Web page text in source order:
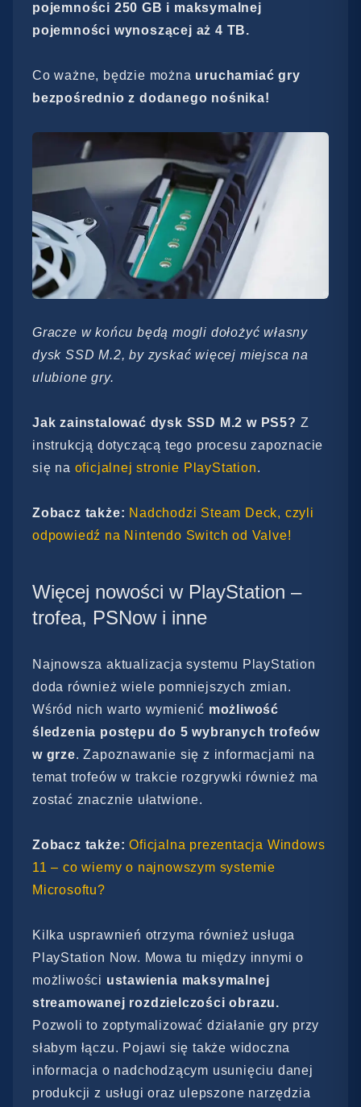
pojemności 250 GB i maksymalnej
pojemności wynoszącej aż 4 TB.
Co ważne, będzie można uruchamiać gry
bezpośrednio z dodanego nośnika!
Gracze w końcu będą mogli dołożyć własny
dysk SSD M.2, by zyskać więcej miejsca na
ulubione gry.
Jak zainstalować dysk SSD M.2 w PS5? Z
instrukcją dotyczącą tego procesu zapoznacie
się na oficjalnej stronie PlayStation.
Zobacz także: Nadchodzi Steam Deck, czyli
odpowiedź na Nintendo Switch od Valve!
Więcej nowości w PlayStation –
trofea, PSNow i inne
Najnowsza aktualizacja systemu PlayStation
doda również wiele pomniejszych zmian.
Wśród nich warto wymienić możliwość
śledzenia postępu do 5 wybranych trofeów
w grze. Zapoznawanie się z informacjami na
temat trofeów w trakcie rozgrywki również ma
zostać znacznie ułatwione.
Zobacz także:Oficjalna prezentacja Windows
11 – co wiemy o najnowszym systemie
Microsoftu?
Kilka usprawnień otrzyma również usługa
PlayStation Now. Mowa tu między innymi o
możliwości ustawienia maksymalnej
streamowanej rozdzielczości obrazu.
Pozwoli to zoptymalizować działanie gry przy
słabym łączu. Pojawi się także widoczna
informacja o nadchodzącym usunięciu danej
produkcji z usługi oraz ulepszone narzędzia